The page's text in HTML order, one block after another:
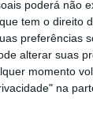
poderá não
tem o direito
preferências
alterar suas
momento
na
do ano
0,6% para
cifrou-se